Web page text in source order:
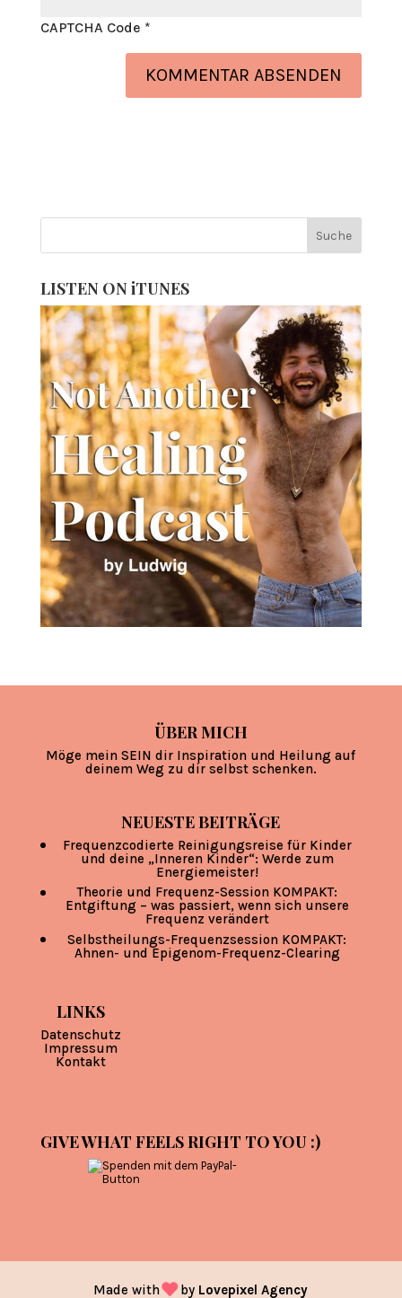
CAPTCHA Code *
LISTEN ON iTUNES
ÜBER MICH
Möge mein SEIN dir Inspiration und Heilung auf
deinem Weg zu dir selbst schenken.
NEUESTE BEITRÄGE
Frequenzcodierte Reinigungsreise für Kinder
und deine „Inneren Kinder“: Werde zum
Energiemeister!
Theorie und Frequenz-Session KOMPAKT:
Entgiftung – was passiert, wenn sich unsere
Frequenz verändert
Selbstheilungs-Frequenzsession KOMPAKT:
Ahnen- und Epigenom-Frequenz-Clearing
LINKS
Datenschutz
Impressum
Kontakt
GIVE WHAT FEELS RIGHT TO YOU :)
Made with by Lovepixel Agency